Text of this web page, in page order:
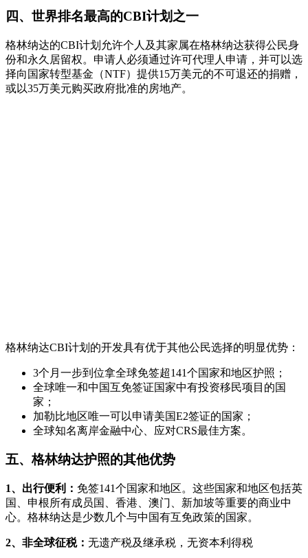
四、世界排名最高的CBI计划之一
格林纳达的CBI计划允许个人及其家属在格林纳达获得公民身
份和永久居留权。申请人必须通过许可代理人申请，并可以选
择向国家转型基金（NTF）提供15万美元的不可退还的捐赠，
或以35万美元购买政府批准的房地产。
格林纳达CBI计划的开发具有优于其他公民选择的明显优势：
3个月一步到位拿全球免签超141个国家和地区护照；
全球唯一和中国互免签证国家中有投资移民项目的国
家；
加勒比地区唯一可以申请美国E2签证的国家；
全球知名离岸金融中心、应对CRS最佳方案。
五、格林纳达护照的其他优势
1、出行便利： 免签141个国家和地区。这些国家和地区包括英
国、申根所有成员国、香港、澳门、新加坡等重要的商业中
心。格林纳达是少数几个与中国有互免政策的国家。
2、非全球征税： 无遗产税及继承税，无资本利得税